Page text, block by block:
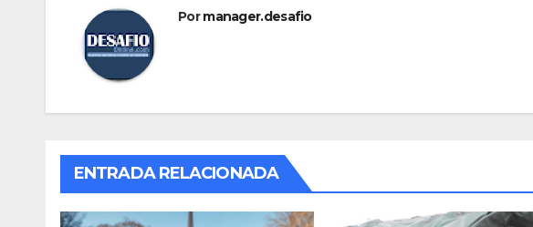
Pormanager.desafio
ENTRADA RELACIONADA